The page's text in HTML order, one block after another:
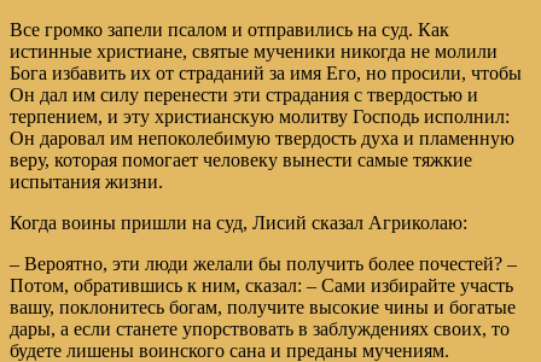
Все громко запели псалом и отправились на суд. Как
истинные христиане, святые мученики никогда не молили
Бога избавить их от страданий за имя Его, но просили, чтобы
Он дал им силу перенести эти страдания с твердостью и
терпением, и эту христианскую молитву Господь исполнил:
Он даровал им непоколебимую твердость духа и пламенную
веру, которая помогает человеку вынести самые тяжкие
испытания жизни.
Когда воины пришли на суд, Лисий сказал Агриколаю:
– Вероятно, эти люди желали бы получить более почестей? –
Потом, обратившись к ним, сказал: – Сами избирайте участь
вашу, поклонитесь богам, получите высокие чины и богатые
дары, а если станете упорствовать в заблуждениях своих, то
будете лишены воинского сана и преданы мучениям.